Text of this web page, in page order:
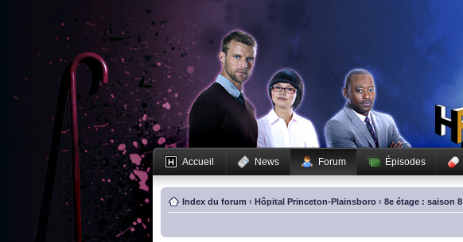
Accueil News Forum Épisodes
Index du forum ‹ Hôpital Princeton-Plainsboro ‹ 8e étage : saison 8